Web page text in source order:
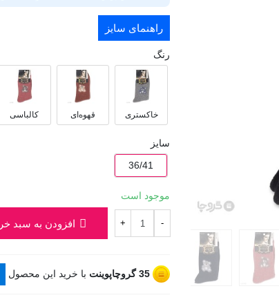
راهنمای سایز
رنگ
خاکستری قهوه‌ای کالباسی
سایز
36/41
موجود است
-
+ افزودن به سبد
35گروچاپوینت با خرید این محصول